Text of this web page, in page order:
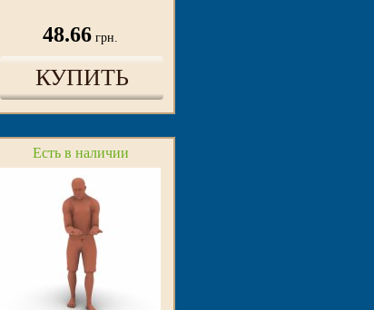
48.66 грн.
КУПИТЬ
Есть в наличии